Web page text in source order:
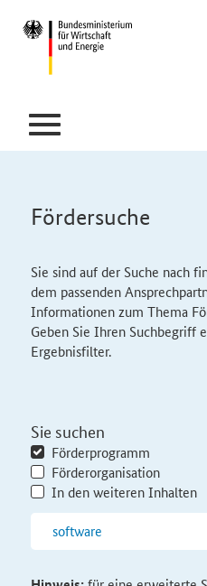
Fördersuche
Sie sind auf der Suche nach
dem passenden
Informationen zum Thema
Geben Sie Ihren Suchbegriff
Ergebnisfilter.
Sie suchen
Förderprogramm
Förderorganisation
In den weiteren Inhalten